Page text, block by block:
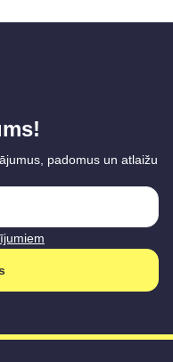
padomus un atlaižu